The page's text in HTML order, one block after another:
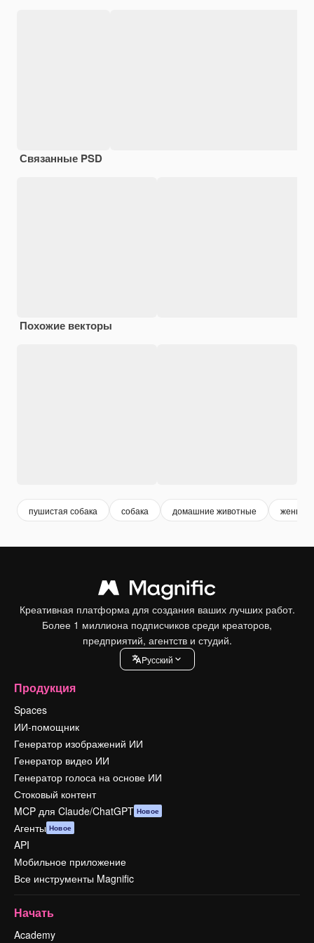
Связанные PSD
Похожие векторы
пушистая собака собака домашние животные
Креативная платформа для создания ваших лучших работ.
Более 1 миллиона подписчиков среди креаторов,
предприятий, агентств и студий.
Pусский
Продукция
Spaces
ИИ-помощник
Генератор изображений ИИ
Генератор видео ИИ
Генератор голоса на основе ИИ
Стоковый контент
MCP для Claude/ChatGPT Новое
Агенты Новое
API
Мобильное приложение
Все инструменты Magnific
Начать
Academy